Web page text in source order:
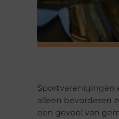
Sportverenigingen
alleen bevorderen
een gevoel van